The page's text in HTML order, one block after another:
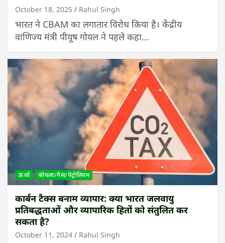
October 18, 2025 Rahul Singh
भारत ने CBAM का लगातार विरोध किया है। केंद्रीय
वाणिज्य मंत्री पीयूष गोयल ने पहले कहा…
ऊर्जा कोयला/गैस/पेट्रोलियम
कार्बन टैक्स बनाम व्यापार: क्या भारत जलवायु
प्रतिबद्धताओं और व्यापारिक हितों को संतुलित कर
सकता है?
October 11, 2024 Rahul Singh